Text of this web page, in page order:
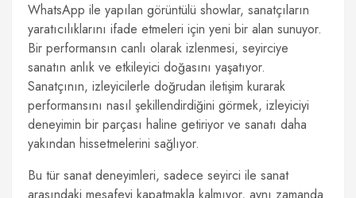
WhatsApp ile yapılan görüntülü showlar, sanatçıların
yaratıcılıklarını ifade etmeleri için yeni bir alan sunuyor.
Bir performansın canlı olarak izlenmesi, seyirciye
sanatın anlık ve etkileyici doğasını yaşatıyor.
Sanatçının, izleyicilerle doğrudan iletişim kurarak
performansını nasıl şekillendirdiğini görmek, izleyiciyi
deneyimin bir parçası haline getiriyor ve sanatı daha
yakından hissetmelerini sağlıyor.
Bu tür sanat deneyimleri, sadece seyirci ile sanat